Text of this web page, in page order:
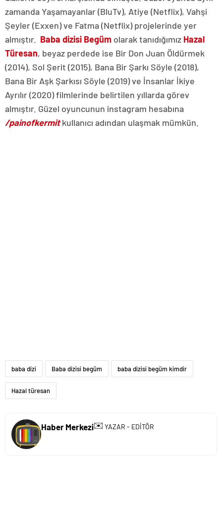
zamanda Yaşamayanlar (BluTv), Atiye (Netflix), Vahşi
Şeyler (Exxen) ve Fatma (Netflix) projelerinde yer
almıştır. Baba dizisi Begüm olarak tanıdığımız Hazal
Türesan, beyaz perdede ise Bir Don Juan Öldürmek
(2014), Sol Şerit (2015), Bana Bir Şarkı Söyle (2018),
Bana Bir Aşk Şarkısı Söyle (2019) ve İnsanlar İkiye
Ayrılır (2020) filmlerinde belirtilen yıllarda görev
almıştır. Güzel oyuncunun instagram hesabına
/painofkermitkullanıcı adından ulaşmak mümkün.
baba dizi Baba dizisi begüm baba dizisi begüm kimdir
Hazal türesan
Haber Merkezi✉️ YAZAR - EDİTÖR